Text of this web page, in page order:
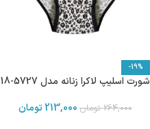
-19%
شورت اسلیپ لاکرا زنانه مدل 5727-18
264,000 تومان213,000 تومان